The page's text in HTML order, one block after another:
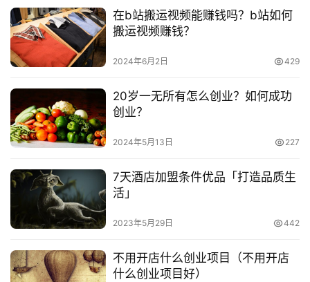
宝
分
享
的。
儿童教育培训
现在国家大力提倡科教兴国，因此不管是就目前还
是将来来看，中国的教育业必将是兴久不衰的。中国的父母
都很注重教育，自自己的孩子还在母亲的肚子里是就开始进
行胎教，待孩子有3、4岁时就带孩子上各种兴趣班，等孩
展前景的。现在就儿童的教育培训这一块来说，目前这一块
的市场容量还是相对较大的，如果投资者有意愿进行这方面
的投资的话，还是可以考虑的。
做为家长，不论是衣食住行，还是吃喝玩乐，都想
要把自己能给的最好带给孩子，所以，投资者将目光放到孩
在b站搬运视频能赚钱吗？b站如何
搬运视频赚钱？
2024年6月2日 429
20岁一无所有怎么创业？如何成功
创业？
2024年5月13日 227
7天酒店加盟条件优品「打造品质生
活」
2023年5月29日 442
不用开店什么创业项目（不用开店
什么创业项目好）